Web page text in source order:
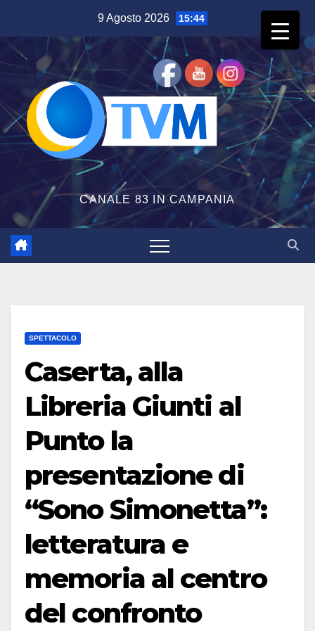
contenuto
9 Agosto 2026 15:44
CANALE 83 IN CAMPANIA
SPETTACOLO
Caserta, alla
Libreria Giunti al
Punto la
presentazione di
“Sono Simonetta”:
letteratura e
memoria al centro
del confronto